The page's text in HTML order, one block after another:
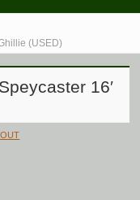
(USED)
16′